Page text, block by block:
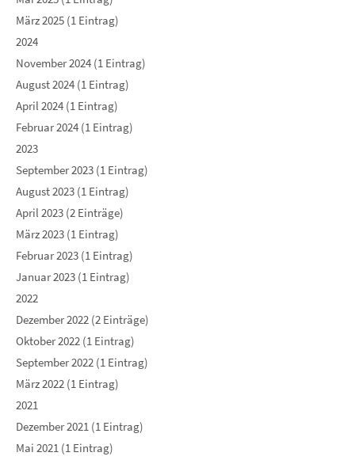
März 2025 (1 Eintrag)
2024
November 2024 (1 Eintrag)
August 2024 (1 Eintrag)
April 2024 (1 Eintrag)
Februar 2024 (1 Eintrag)
2023
September 2023 (1 Eintrag)
August 2023 (1 Eintrag)
April 2023 (2 Einträge)
März 2023 (1 Eintrag)
Februar 2023 (1 Eintrag)
Januar 2023 (1 Eintrag)
2022
Dezember 2022 (2 Einträge)
Oktober 2022 (1 Eintrag)
September 2022 (1 Eintrag)
März 2022 (1 Eintrag)
2021
Dezember 2021 (1 Eintrag)
Mai 2021 (1 Eintrag)